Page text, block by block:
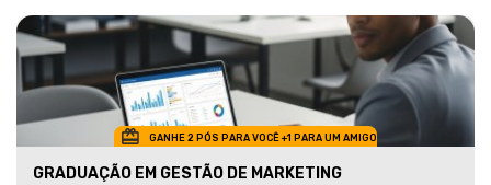
GANHE 2 PÓS PARA VOCÊ +1 PARA UM AMIGO
GRADUAÇÃO EM GESTÃO DE MARKETING